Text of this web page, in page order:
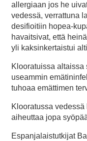
allergiaan jos he
vedessä, verrattuna
desifioitiin hopea-
havaitsivat, että
yli kaksinkertaistui
Klooratuissa
useammin
tuhoaa emättimen
Klooratussa
aiheuttaa jopa
Espanjalaistutkijat